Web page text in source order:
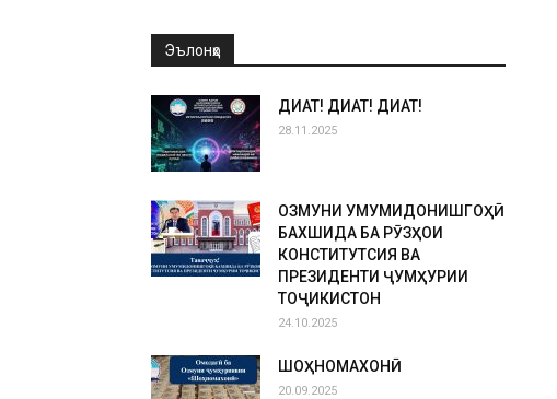
Эълонҳо
ДИҚҚАТ! ДИҚҚАТ! ДИҚҚАТ!
28.11.2025
ОЗМУНИ УМУМИДОНИШГОҲӢ
БАХШИДА БА РӮЗҲОИ
КОНСТИТУТСИЯ ВА
ПРЕЗИДЕНТИ ҶУМҲУРИИ
ТОҶИКИСТОН
24.10.2025
ШОҲНОМАХОНӢ
20.09.2025